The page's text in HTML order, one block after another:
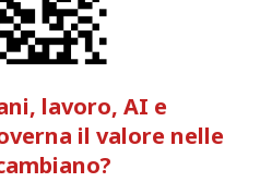
lavoro, AI e
il valore nelle